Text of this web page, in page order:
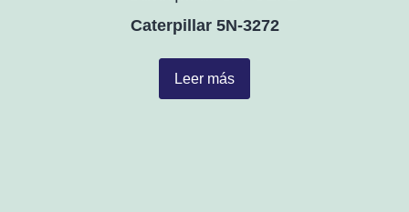
Caterpillar 5N-3272
Leer más